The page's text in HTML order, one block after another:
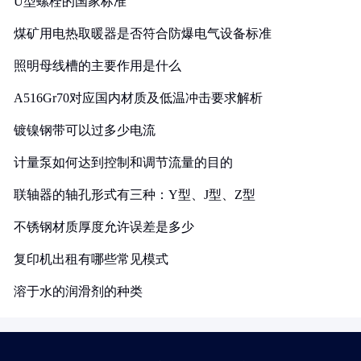
煤矿用电热取暖器是否符合防爆电气设备标准
照明母线槽的主要作用是什么
A516Gr70对应国内材质及低温冲击要求解析
镀镍钢带可以过多少电流
计量泵如何达到控制和调节流量的目的
联轴器的轴孔形式有三种：Y型、J型、Z型
不锈钢材质厚度允许误差是多少
复印机出租有哪些常见模式
溶于水的润滑剂的种类